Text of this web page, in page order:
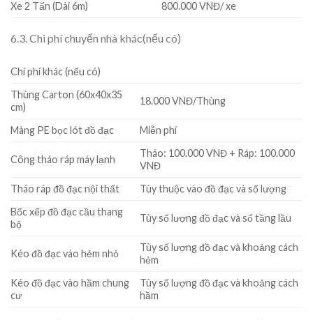
Xe 2 Tấn (Dài 6m) 800.000 VNĐ/ xe
6.3. Chi phí chuyển nhà khác(nếu có)
Chi phí khác (nếu có)
Thùng Carton (60x40x35
cm)
18.000 VNĐ/Thùng
Màng PE bọc lót đồ đạc Miễn phí
Công tháo ráp máy lạnh
Tháo: 100.000 VNĐ + Ráp: 100.000
VNĐ
Tháo ráp đồ đạc nội thất
Tùy thuộc vào đồ đạc và số lượng
Bốc xếp đồ đạc cầu thang
bộ
Tùy số lượng đồ đạc và số tầng lầu
Kéo đồ đạc vào hẻm nhỏ
Tùy số lượng đồ đạc và khoảng cách
hẻm
Kéo đồ đạc vào hầm chung
cư
Tùy số lượng đồ đạc và khoảng cách
hầm